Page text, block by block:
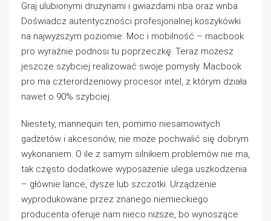
Graj ulubionymi drużynami i gwiazdami nba oraz wnba.
Doświadcz autentyczności profesjonalnej koszykówki
na najwyższym poziomie. Moc i mobilność – macbook
pro wyraźnie podnosi tu poprzeczkę. Teraz możesz
jeszcze szybciej realizować swoje pomysły. Macbook
pro ma czterordzeniowy procesor intel, z którym działa
nawet o 90% szybciej.
Niestety, mannequin ten, pomimo niesamowitych
gadżetów i akcesoriów, nie może pochwalić się dobrym
wykonaniem. O ile z samym silnikiem problemów nie ma,
tak często dodatkowe wyposażenie ulega uszkodzenia
– głównie lance, dysze lub szczotki. Urządzenie
wyprodukowane przez znanego niemieckiego
producenta oferuje nam nieco niższe, bo wynoszące